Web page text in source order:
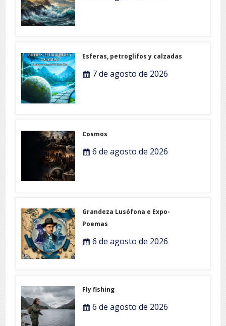
Esferas, petroglifos y calzadas
7 de agosto de 2026
Cosmos
6 de agosto de 2026
Grandeza Lusófona e Expo-
Poemas
6 de agosto de 2026
Fly fishing
6 de agosto de 2026